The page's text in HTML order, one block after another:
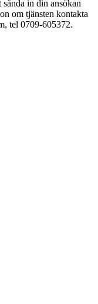
in din ansökan
om tjänsten kontakta
tel 0709-605372.